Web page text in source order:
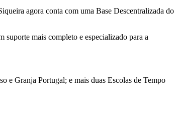
agora conta com uma Base Descentralizada do
mais completo e especializado para a
e Granja Portugal; e mais duas Escolas de Tempo